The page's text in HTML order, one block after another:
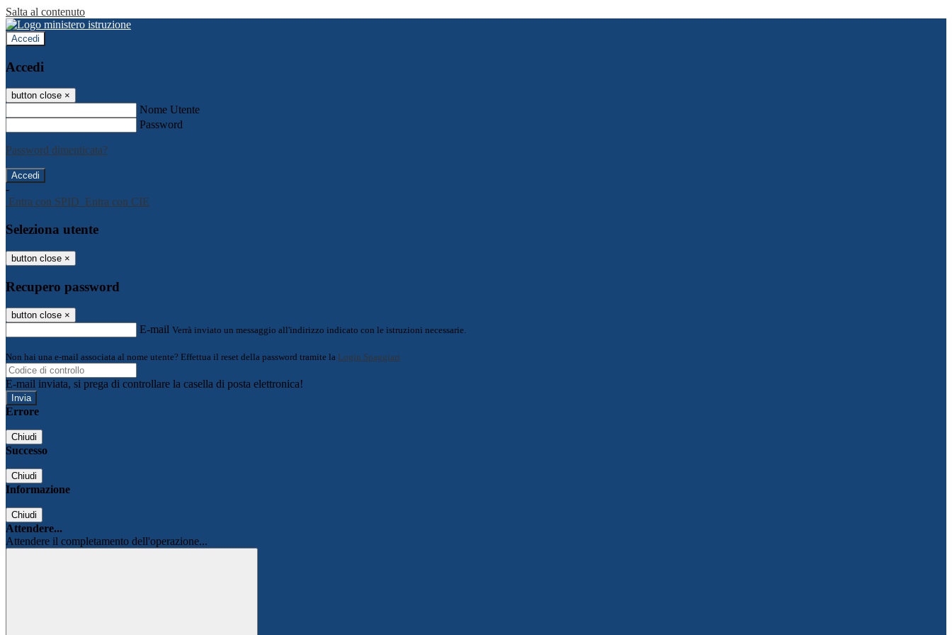
Salta al contenuto
Accedi
Accedi
button close ×
Nome Utente
Password
Password dimenticata?
-
Entra con SPID Entra con CIE
Seleziona utente
button close ×
Recupero password
button close ×
E-mail Verrà inviato un messaggio all'indirizzo indicato con le istruzioni necessarie.
Non hai una e-mail associata al nome utente? Effettua il reset della password tramite la Login Spaggiari
E-mail inviata, si prega di controllare la casella di posta elettronica!
Errore
Chiudi
Successo
Chiudi
Informazione
Chiudi
Attendere...
Attendere il completamento dell'operazione...